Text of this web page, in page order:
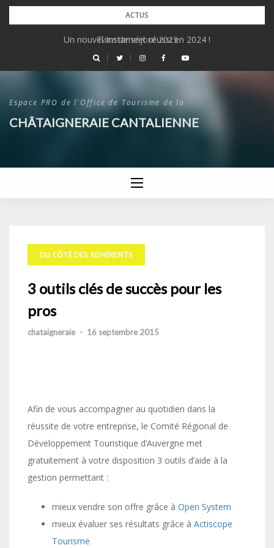
Skip
ACTUS
Taxe de séjour 2025
Un nouvel Instameet réussi en 2024 !
Espace PRO de l'Office de Tourisme de la
CHÂTAIGNERAIE CANTALIENNE
DU CÔTÉ DES ADHÉRENTS
3 outils clés de succès pour les
pros
chataigneraie - 16 septembre 2015
Afin de vous accompagner au quotidien dans la
réussite de votre entreprise, le Comité Régional de
Développement Touristique d’Auvergne met
gratuitement à votre disposition 3 outils d’aide à la
gestion permettant :
mieux vendre son offre grâce à Open System
mieux évaluer ses résultats grâce à Actiscope
Tourisme